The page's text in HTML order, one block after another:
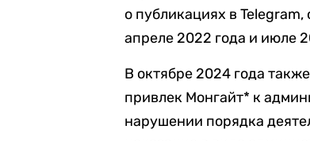
о публикациях в
апреле 2022 года и июле
В октябре 2024 года также
привлек Монгайт* к
нарушении порядка